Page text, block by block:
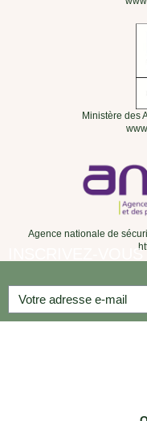
Ministère des
Agence nationale de
INSCRIVEZ-